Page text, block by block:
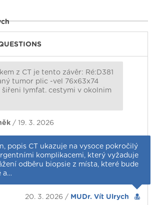
z CT je tento závěr: Ré:D381
tumor plic -vel 76x63x74
šiřeni lymfat. cestymi v okolnim
/ 19. 3. 2026
popis CT ukazuje na vysoce pokročilý
komplikacemi, který vyžaduje
odběru biopsie z místa, které bude
a…
20. 3. 2026 / MUDr. Vít Ulrych